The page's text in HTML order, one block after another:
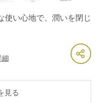
使い心地で、潤いを閉じ
細
見る